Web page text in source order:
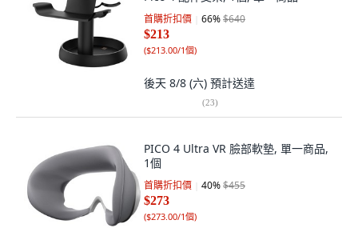
首購折扣價 66%$640
$213
($213.00/1個)
後天 8/8 (六) 預計送達
(23)
PICO 4 Ultra VR 臉部軟墊, 單一商品,
1個
首購折扣價 40%$455
$273
($273.00/1個)